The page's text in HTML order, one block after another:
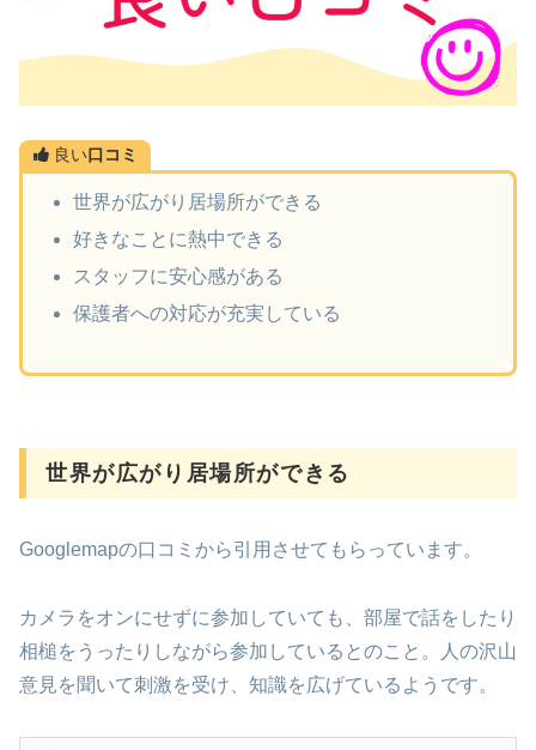
良い口コミ
世界が広がり居場所ができる
好きなことに熱中できる
スタッフに安心感がある
保護者への対応が充実している
世界が広がり居場所ができる
Googlemapの口コミから引用させてもらっています。
カメラをオンにせずに参加していても、部屋で話をしたり
相槌をうったりしながら参加しているとのこと。人の沢山
意見を聞いて刺激を受け、知識を広げているようです。